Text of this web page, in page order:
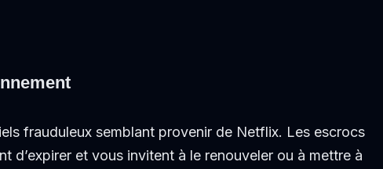
frauduleux semblant provenir de Netflix. Les escrocs
d’expirer et vous invitent à le renouveler ou à mettre à